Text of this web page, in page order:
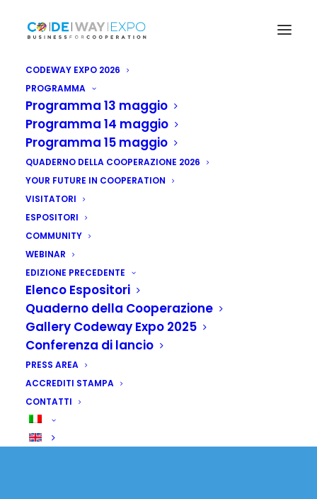
CODEWAY EXPO 2026
PROGRAMMA
Programma 13 maggio
Programma 14 maggio
Programma 15 maggio
QUADERNO DELLA COOPERAZIONE 2026
YOUR FUTURE IN COOPERATION
VISITATORI
ESPOSITORI
COMMUNITY
WEBINAR
EDIZIONE PRECEDENTE
Elenco Espositori
Quaderno della Cooperazione
Gallery Codeway Expo 2025
Conferenza di lancio
PRESS AREA
ACCREDITI STAMPA
CONTATTI